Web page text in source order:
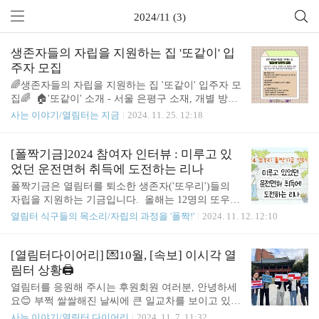
2024/11 (3)
생존자들의 자립을 지원하는 집 '또같이' 입
주자 모집
🌈생존자들의 자립을 지원하는 집 '또같이' 입주자 모
집🌈 🏠'또같이' 소개 - 서울 은평구 소재, 개별 방과
공용 공간(거실, 주방 등)- 1년 간 거주- 기본소득과
생활인 ✔️선정시 고려하는 것 - 나에게 필요한 것을
준비하는 자립 계획✨ - 공동체 생활에 대한 기대와
의지✨ - 자립 과정에서의 주거 및 경제적 상황 등 📆
모집 일정 - 전 과정 반드시 참여 1️⃣2024년 11월 25일
(월) - 12월 10일(화) 자정 | 입주 신청서 접수 *기한
내 제출 엄수 2️⃣2024년 12월 15일(일) 11-13시, 12월
간에 진..
사는 이야기/열림터는 지금 2024. 11. 25. 12:18
[폴짝기금]2024 참여자 인터뷰 : 미루고 있
었던 운전면허 취득에 도전하는 리나
폴짝기금은 열림터를 퇴소한 생존자('또우리')들의
자립을 지원하는 기금입니다. 올해는 12명의 또우리
가 프로젝트에 함께 하고 있어요. 자립의 과정에서
는 리나입니다. 2024 또우리폴짝기금 인터뷰⑨ - 미
루고 있었던 운전면허 취득에 도전하는 리나 🦊신
아: 지난 번에 이어서 폴짝기금을 2번째 신청해주셨
네요. 🚙리나: 네 지난 번엔 이 목걸이를 샀었어요. 이
렇게 비싼 악세서리 처음 사봤는데 그 이후로 매일매
열림터 식구들의 목소리/자립의 과정을 '폴짝!' 2024. 11. 12. 12:10
[열림터다이어리] 💌10월, [속보] 이시각 열
림터 상황🖨️
열림터를 응원해 주시는 후원회원 여러분, 안녕하세
요😊 부쩍 쌀쌀해진 날씨에 큰 일교차를 보이고 있는
요즘, 열림터는 부지런히 일상을 보내고 다 같이 산